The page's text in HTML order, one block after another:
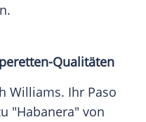
Qualitäten
Williams. Ihr Paso
"Habanera" von